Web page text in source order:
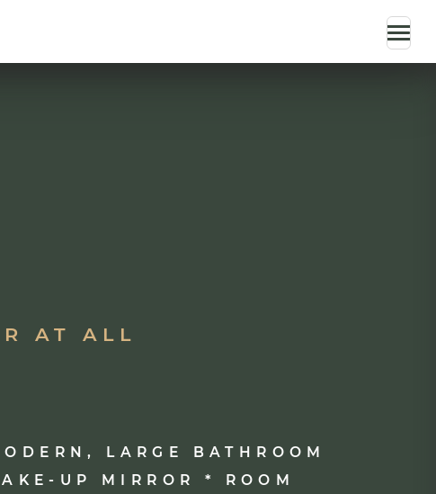
AT ALL
LARGE BATHROOM
UP MIRROR * ROOM